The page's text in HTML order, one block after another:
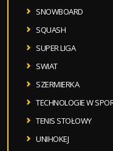
SNOWBOARD
SQUASH
SUPER LIGA
SWIAT
SZERMIERKA
TECHNOLOGIE W
TENIS STOŁOWY
UNIHOKEJ